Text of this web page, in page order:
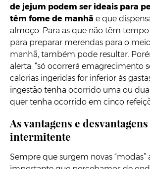
de jejum podem ser ideais para
têm fome de manhã e que
almoço. Para as que não têm
para preparar merendas para o
manhã, também pode resultar.
alerta: “só ocorrerá emagrecimento
calorias ingeridas for inferior às
ingestão tenha ocorrido uma ou
quer tenha ocorrido em cinco
As vantagens e
intermitente
Sempre que surgem novas “modas”